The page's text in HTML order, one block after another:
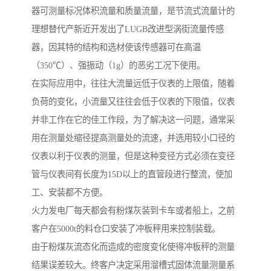
器可测量标况体积流量和质量流量，是节流式流量计的
理想替代产新近开发出了LUGB改进型涡街流量传感
器，因其特的结构和选材使该传感器可在高温
（350℃）、强振动（1g）的恶劣工况下使用。
在实际应用中，往往大流量远低于仪表的上限值，随着
负荷的变化，小流量又往往会低于仪表的下限值，仪表
并非工作在它的佳工作段，为了解决这一问题，通常采
用在测量处缩径提高测量处的流速，并选用较小口径的
仪表以利于仪表的测量，但是这种变径方式必须在变径
管与仪表间有长度为15D以上的直管段进行整流，使加
工、安装都不方便。
火力发电厂每天都会有粉煤灰装到卡车或者船上，之前
客户在5000t的料仓口安装了冲板秤用来控制装载。
由于粉煤灰流态化而造成的密度变化使得冲板秤的测量
结果误差较大。终客户决定采用溜槽式固体流量测量系